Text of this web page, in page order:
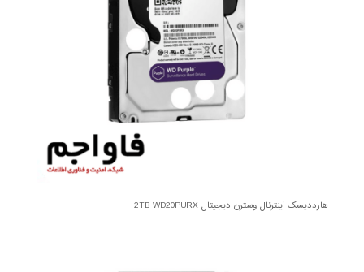
هارددیسک اینترنال وسترن دیجیتال 2TB WD20PURX